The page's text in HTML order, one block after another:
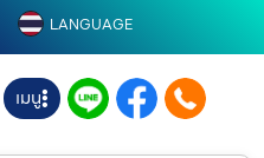
LANGUAGE
เมนู